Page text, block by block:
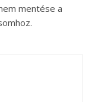
mentése a